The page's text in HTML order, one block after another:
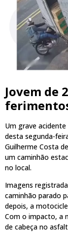
Jovem de
Um grave
desta segunda-
Guilherme Costa
um caminhão
no local.
Imagens
caminhão parado
depois, a
Com o impacto, a
de cabeça no